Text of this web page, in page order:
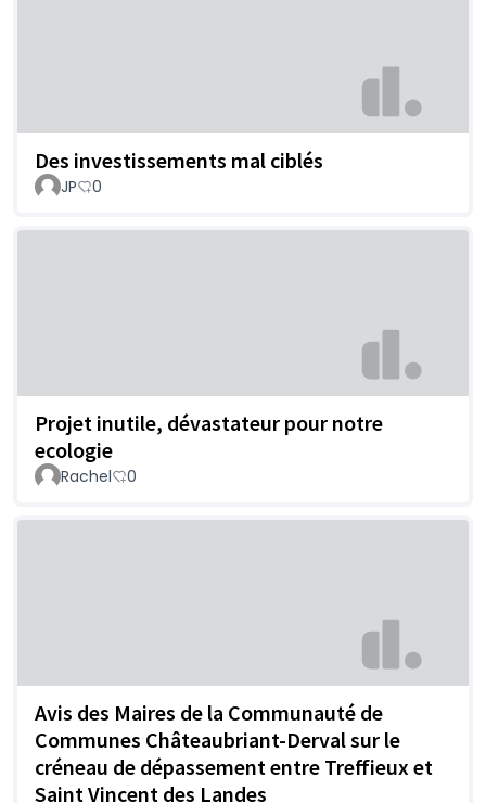
Des investissements mal ciblés
JP 0
Projet inutile, dévastateur pour notre
ecologie
Rachel 0
Avis des Maires de la Communauté de
Communes Châteaubriant-Derval sur le
créneau de dépassement entre Treffieux et
Saint Vincent des Landes